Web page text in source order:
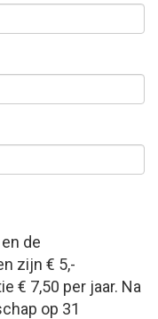
de
zijn € 5,-
€ 7,50 per jaar. Na
op 31